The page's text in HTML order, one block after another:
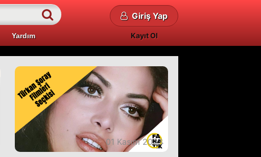
Yardım
Giriş Yap
Kayıt Ol
01 Kasım 2023